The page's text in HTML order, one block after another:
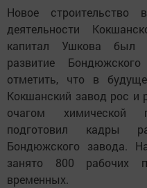
Новое
деятельности
капитал Ушкова был
развитие
отметить, что в
Кокшанский завод рос
очагом химической
подготовил кадры
Бондюжского завода.
занято 800 рабочих
временных.